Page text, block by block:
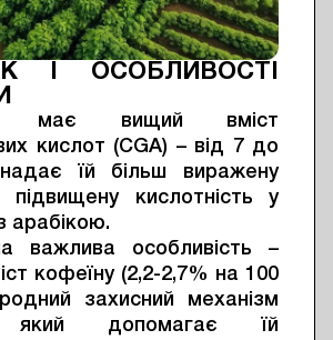
І ОСОБЛИВОСТІ
має вищий вміст
кислот (CGA) – від 7 до
їй більш виражену
підвищену кислотність у
арабікою.
важлива особливість –
кофеїну (2,2-2,7% на 100
захисний механізм
який допомагає їй